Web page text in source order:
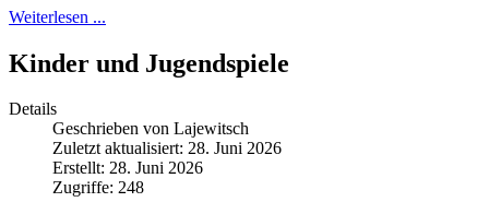
Weiterlesen ...
Kinder und Jugendspiele
Details
Geschrieben von Lajewitsch
Zuletzt aktualisiert: 28. Juni 2026
Erstellt: 28. Juni 2026
Zugriffe: 248